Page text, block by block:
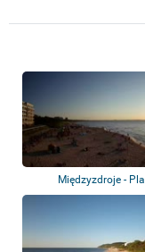
Międzyzdroje -